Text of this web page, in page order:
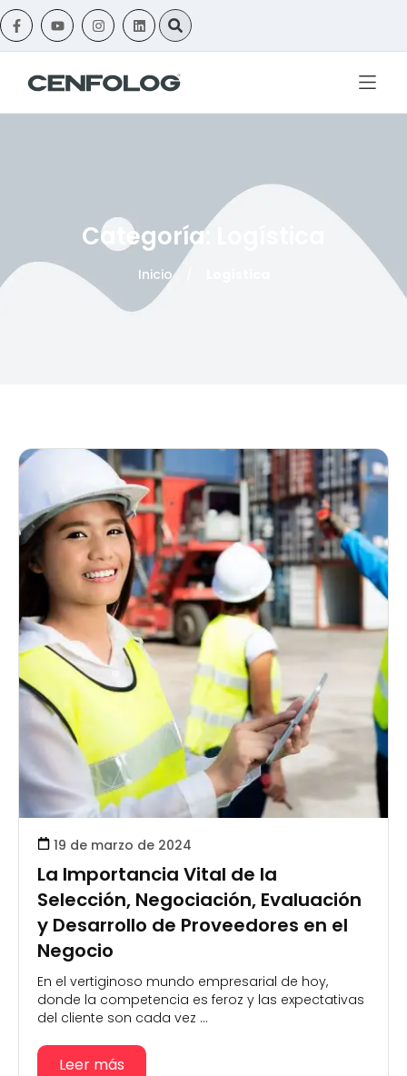
Categoría: Logística
Inicio
19 de marzo de 2024
La Importancia Vital de la
Selección, Negociación, Evaluación
y Desarrollo de Proveedores en el
Negocio
En el vertiginoso mundo empresarial de hoy,
donde la competencia es feroz y las expectativas
del cliente son cada vez ...
Leer más